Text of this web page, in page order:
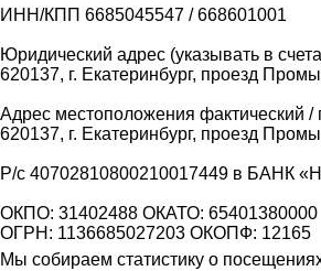
ИНН/КПП 6685045547 / 668601001
Юридический адрес (указывать в
620137, г. Екатеринбург, проезд
Адрес местоположения фактический /
620137, г. Екатеринбург, проезд
Р/с 40702810800210017449 в БАНК
ОКПО: 31402488 ОКАТО: 65401380000
ОГРН: 1136685027203 ОКОПФ: 12165
Мы собираем статистику о